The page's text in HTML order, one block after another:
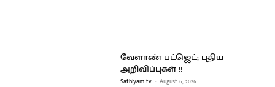
வேளாண் பட்ஜெட்; புதிய
அறிவிப்புகள் !!
Sathiyam tv - August 6, 2026